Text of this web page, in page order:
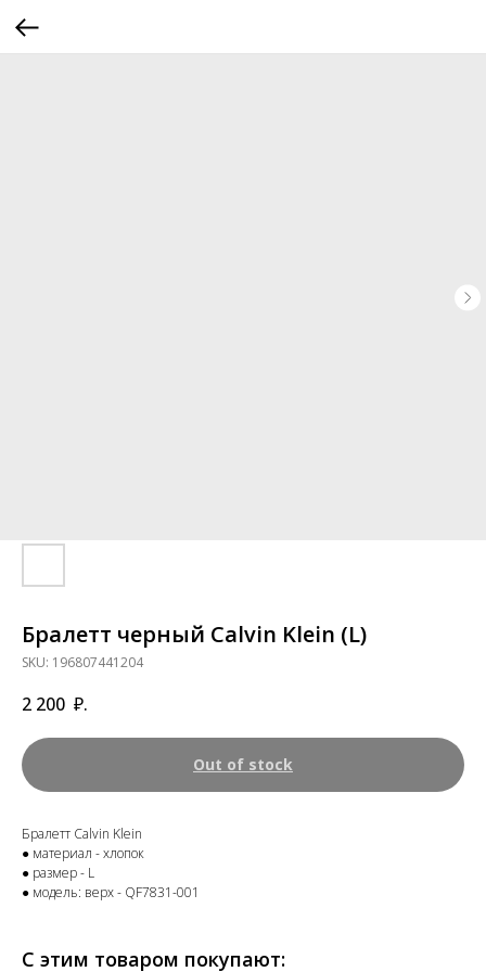
Бралетт черный Calvin Klein (L)
SKU: 196807441204
2 200 ₽.
Out of stock
Бралетт Calvin Klein
● материал - хлопок
● размер - L
● модель: верх - QF7831-001
С этим товаром покупают: